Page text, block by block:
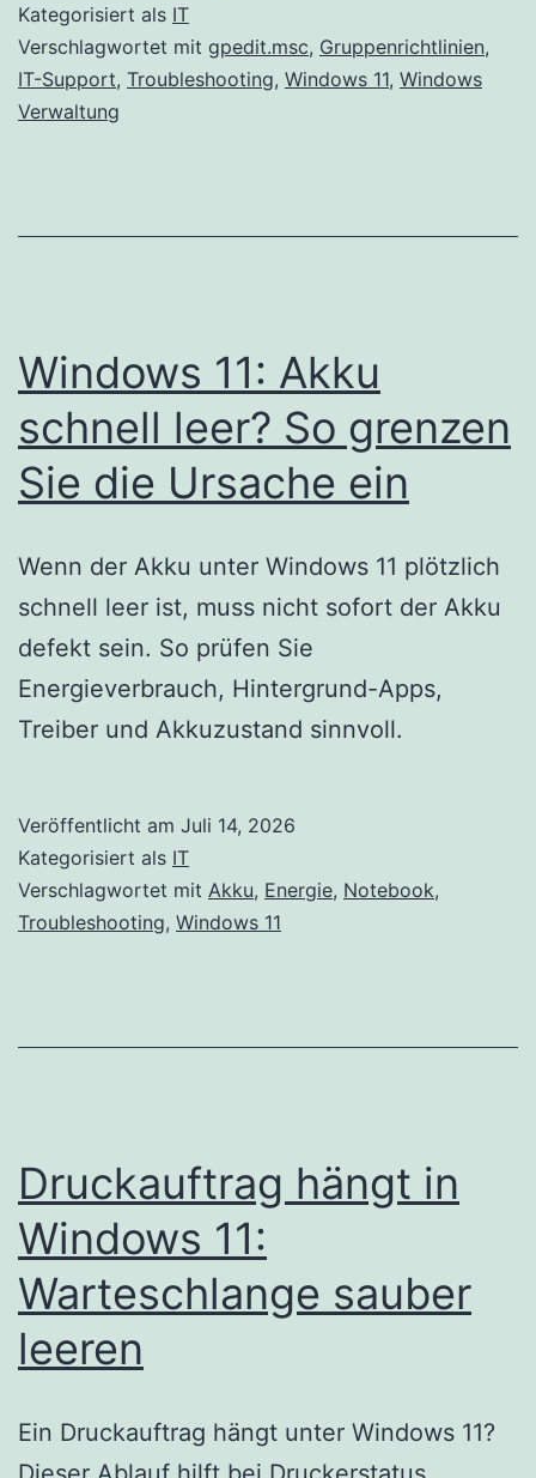
Kategorisiert als IT
Verschlagwortet mit gpedit.msc, Gruppenrichtlinien,
IT-Support, Troubleshooting, Windows 11, Windows
Verwaltung
Windows 11: Akku
schnell leer? So grenzen
Sie die Ursache ein
Wenn der Akku unter Windows 11 plötzlich
schnell leer ist, muss nicht sofort der Akku
defekt sein. So prüfen Sie
Energieverbrauch, Hintergrund-Apps,
Treiber und Akkuzustand sinnvoll.
Veröffentlicht am Juli 14, 2026
Kategorisiert als IT
Verschlagwortet mit Akku, Energie, Notebook,
Troubleshooting, Windows 11
Druckauftrag hängt in
Windows 11:
Warteschlange sauber
leeren
Ein Druckauftrag hängt unter Windows 11?